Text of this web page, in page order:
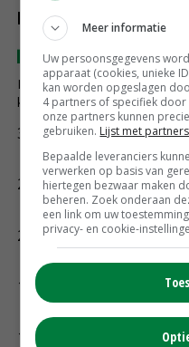
Meer informatie
Uw persoonsgegevens
apparaat (cookies, unieke
kan worden opgeslagen
4 partners of specifiek
onze partners kunnen
gebruiken. Lijst met
Bepaalde leveranciers
verwerken op basis van
hiertegen bezwaar maken
beheren. Zoek onderaan
een link om uw
privacy- en cookie-